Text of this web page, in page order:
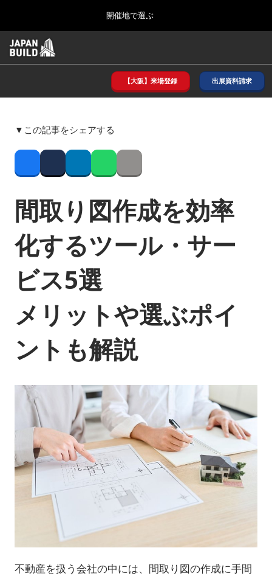
ッ
プ
し
進
to
close
the
開催地で選ぶ
インテックス大阪/ INTEX OSAKA
2026年12月02日
3月_建設DX展＋（プラス）
東京ビッグサイト/Tokyo Big Sight
ー
バ
ル
ナ
を
た
た
【大阪】来場登録 出展資料請求
▼この記事をシェアする
FacebookTwitterLinkedInWhatsappCopy link
間取り図作成を効率
化するツール・サー
ビス5選
メリットや選ぶポイ
ントも解説
不動産を扱う会社の中には、間取り図の作成に手間